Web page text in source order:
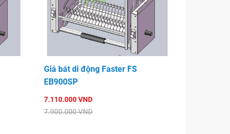
Giá bát di động Faster FS
EB900SP
7.110.000 VND
7.900.000 VND